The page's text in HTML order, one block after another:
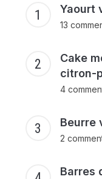
Yaourt
13
Cake
citron-
4
Beurre
2
Barres